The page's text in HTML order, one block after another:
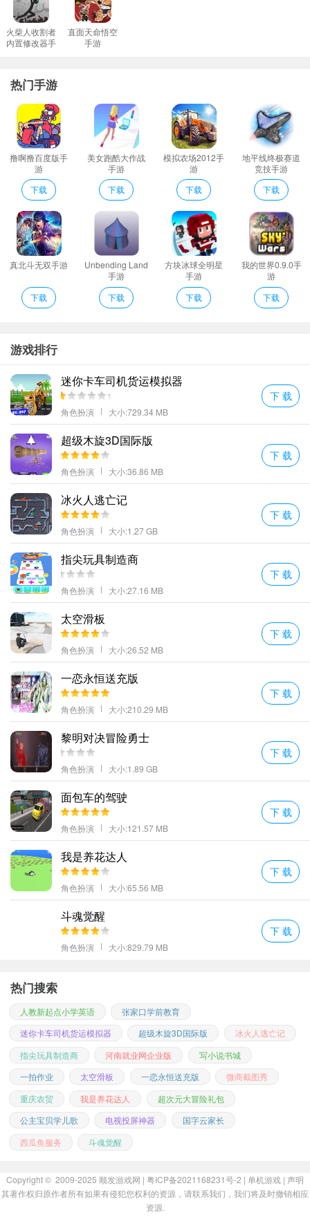
奖励；
玄天剑荡九天特色
全新的语音社交系统让我们结识更多的游戏玩家与他们共同组队开
福利待遇简直没话说新手礼包加上等级大礼让你的战力一路飞速提
升还有每日签到奖励哦。
每一次的侠客战场将会带来永恒的三界史诗众多的角色将会为你来
助阵；
酷炫技能的战斗竞技游戏内的难度都会不断的提升并且需要玩家更
加快速的进行冒险玩法也是无比的激烈；
玄天剑太古封魔手游是一款仙侠动作冒险游戏。巨大无比的冒险地
图分为了几个区域玩家通过完成章节故事来解锁随着冒险的深入玩
家所遇到的敌人将会更加的强大
自由在仙界之中完成各种不同的游戏冒险玩家将可以体验到不一样
的游戏玩法带来的乐趣。
玄天剑宗是一款角色扮演类的游戏游戏的服装只要玩家去商店里面
试穿基本都是可以拿下的很多还很便
结婚后无法再与其他玩家结婚但是可以与当前配偶重复举办婚礼；
每个职业的造型都是非常的奇幻还可以参与更多地区内的热血竞技
战斗游戏内的操作感觉也是无比带感；
仙侠的世界非常的广阔玩家可以自由的体验和游戏。
广阔无垠仙侠世界有着众多的竞技玩法您可以自由玩耍享受热血体
验。
挑战激情的幻境打造神兵利器召唤独有的战宠异兽续写你的仙侠传
奇;
唯美的修仙游戏将会为你展开一次精彩的国风色彩再次与你相遇；
玄天剑荡九天推荐理由
精彩跨服擂台竞技开启热血的单挑模式随时都能畅玩多元化的精彩
历练享受欲罢不能的战略情怀。
极品的神器装备能够自由获取让你轻松打造巅峰的战力。
v天梯演武百人同屏劫杀魔兽划拳一决雌雄。
玄天剑荡九天介绍
各种场景都能拥有不一样的环境和模拟真实天气系统让玩家体验更
加刺激；
双方必须同时拥有爱情戒指且人物等级不低于级；
上线免费领取V专属礼包升级V激活侍女
在这个洪荒的仙侠世界来争夺侠客的荣誉在沧海的桑田之中完成你
们的仙界飞行。
玄天剑荡九天亮点
1、这里有着各种各样的修仙门派等待着我们的加入让我们的人生可
以得到进一步的能力提升。
2、不同的职业任你选择华丽多样的技能招式轻松打造个性角色。
3、通过任务发布剧情将带你参与主线的挑战继续发展让自身的实力
不断提升。
4、各种场景都能拥有不一样的环境和模拟真实天气系统让玩家体验
更加刺激；
多样还可以随意的进行冒险资源的运用。
6、邂逅一段浪漫的情缘感受我们的人生真谛与你的伴侣携手共度此
更多好玩的手游，请持续关注顺发游戏网
火柴人收割者
内置修改器手
直面天命悟空
手游
热门手游
撸啊撸百度版手
游
下载
美女跑酷大作战
手游
下载
模拟农场2012手
游
下载
地平线终极赛道
竞技手游
下载
真北斗无双手游
下载
Unbending Land
手游
下载
方块冰球全明星
手游
下载
我的世界0.9.0手
游
下载
游戏排行
迷你卡车司机货运模拟器
角色扮演 大小:729.34 MB
下 载
超级木旋3D国际版
角色扮演 大小:36.86 MB
下 载
冰火人逃亡记
角色扮演 大小:1.27 GB
下 载
指尖玩具制造商
角色扮演 大小:27.16 MB
下 载
太空滑板
角色扮演 大小:26.52 MB
下 载
一恋永恒送充版
角色扮演 大小:210.29 MB
下 载
黎明对决冒险勇士
角色扮演 大小:1.89 GB
下 载
面包车的驾驶
角色扮演 大小:121.57 MB
下 载
我是养花达人
角色扮演 大小:65.56 MB
下 载
斗魂觉醒
角色扮演 大小:829.79 MB
下 载
热门搜索
人教新起点小学英语
张家口学前教育
迷你卡车司机货运模拟器
超级木旋3D国际版
冰火人逃亡记
指尖玩具制造商
河南就业网企业版
写小说书城
一拍作业
太空滑板 一恋永恒送充版
微商截图秀
重庆农贸
我是养花达人
超次元大冒险礼包
公主宝贝学儿歌
电视投屏神器
国字云家长
西瓜鱼服务
斗魂觉醒
Copyright © 2009-2025 顺发游戏网 | 粤ICP备2021168231号-2 | 单机游戏 | 声明
其著作权归原作者所有如果有侵犯您权利的资源，请联系我们，我们将及时撤销相应
资源.